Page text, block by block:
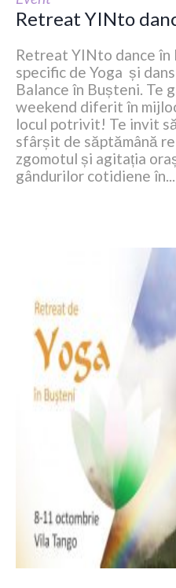
Retreat YINto
Retreat YINto dance în
specific de Yoga și
Balance în Bușteni. Te
weekend diferit în
locul potrivit! Te invit
sfârșit de săptămână
zgomotul și agitația
gândurilor cotidiene în...